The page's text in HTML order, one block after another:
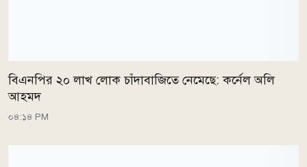
বিএনপির ২০ লাখ লোক চাঁদাবাজিতে নেমেছে: কর্নেল অলি
আহমদ
০৪:১৪ PM